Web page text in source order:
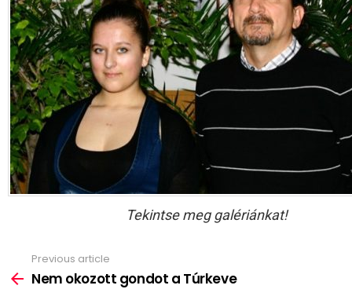
Tekintse meg galériánkat!
more
Previous article
Nem okozott gondot a Túrkeve